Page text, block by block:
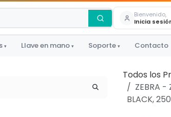
Bienvenido,
Inicia
▾ Llave en mano ▾ Soporte ▾ Contacto
Todos los
ZEBRA -
BLACK,